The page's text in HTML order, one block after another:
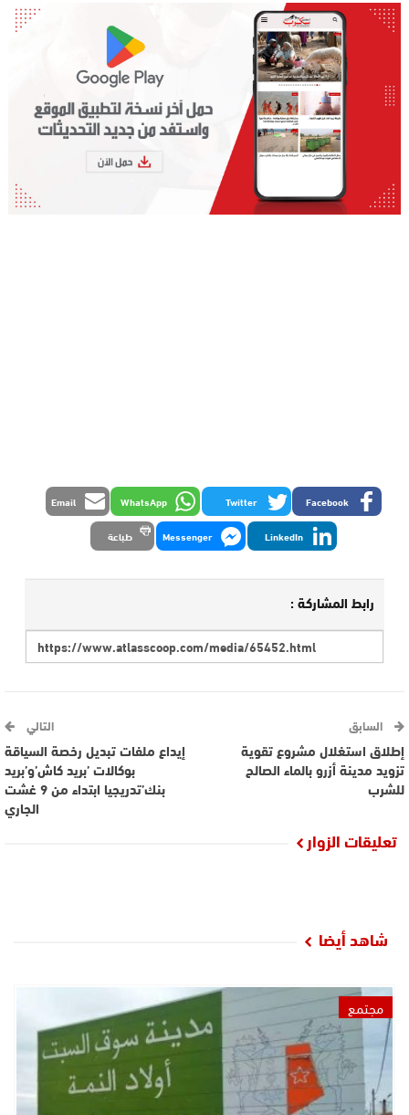
Facebook
Twitter
WhatsApp
Email
LinkedIn
Messenger طباعة
رابط المشاركة :
السابق
إطلاق استغلال مشروع تقوية
تزويد مدينة أزرو بالماء الصالح
للشرب
التالي
إيداع ملفات تبديل رخصة السياقة
بوكالات ’بريد كاش’و’بريد
بنك’تدريجيا ابتداء من 9 غشت
الجاري
تعليقات الزوار
شاهد أيضا
مجتمع